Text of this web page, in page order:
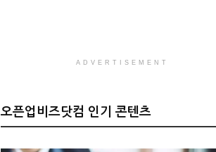
ADVERTISEMENT
오픈업비즈닷컴 인기 콘텐츠